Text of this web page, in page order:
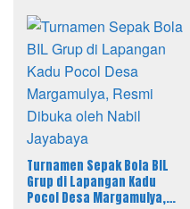
Turnamen Sepak Bola BIL
Grup di Lapangan Kadu
Pocol Desa Margamulya,